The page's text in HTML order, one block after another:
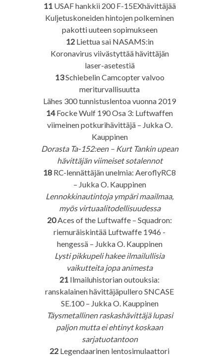
11 USAF hankkii 200 F-15EXhävittäjää
Kuljetuskoneiden hintojen polkeminen
pakotti uuteen sopimukseen
12Liettua sai NASAMS:in
Koronavirus viivästyttää hävittäjän
laser-asetestiä
13Schiebelin Camcopter valvoo
meriturvallisuutta
Lähes 300 tunnistuslentoa vuonna 2019
14Focke Wulf 190 Osa 3: Luftwaffen
viimeinen potkurihävittäjä – Jukka O.
Kauppinen
Dorasta Ta-152:een – Kurt Tankin upean
hävittäjän viimeiset sotalennot
18 RC-lennättäjän unelmia: AeroflyRC8
– Jukka O. Kauppinen
Lennokkinautintoja ympäri maailmaa,
myös virtuaalitodellisuudessa
20Aces of the Luftwaffe – Squadron:
riemuräiskintää Luftwaffe 1946 -
hengessä – Jukka O. Kauppinen
Lysti pikkupeli hakee ilmailullisia
vaikutteita jopa animesta
21 Ilmailuhistorian outouksia:
ranskalainen hävittäjäpullero SNCASE
SE.100 – Jukka O. Kauppinen
Täysmetallinen raskashävittäjä lupasi
paljon mutta ei ehtinyt koskaan
sarjatuotantoon
22 Legendaarinen lentosimulaattori